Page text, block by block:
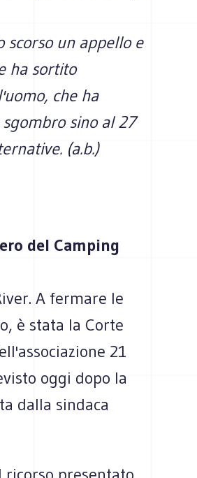
scorso un appello e
ha sortito
che ha
sino al 27
(a.b.)
del Camping
A fermare le
è stata la Corte
21
oggi dopo la
dalla sindaca